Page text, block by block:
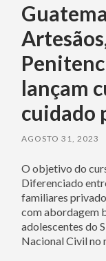
lançam
cuidado
AGOSTO 31, 2023
O objetivo do
Diferenciado
familiares
com abordagem
adolescentes do
Nacional Civil no